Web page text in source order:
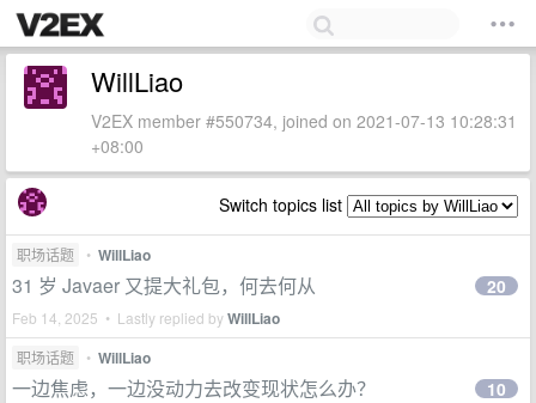
WillLiao
V2EX member #550734, joined on 2021-07-13 10:28:31
+08:00
Switch topics list
职场话题 • WillLiao
31 岁 Javaer 又提大礼包，何去何从
Feb 14, 2025 • Lastly replied byWillLiao
20
职场话题 • WillLiao
一边焦虑，一边没动力去改变现状怎么办？ 10